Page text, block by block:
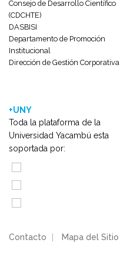
Consejo de Desarrollo Científico
(CDCHTE)
DASBISI
Departamento de Promoción
Institucional
Dirección de Gestión Corporativa
+UNY
Toda la plataforma de la
Universidad Yacambú esta
soportada por:
Contacto Mapa del Sitio